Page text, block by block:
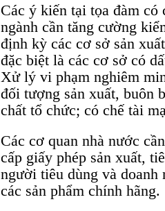
Các ý kiến tại tọa đàm có
ngành cần tăng cường
định kỳ các cơ sở sản
đặc biệt là các cơ sở có
Xử lý vi phạm nghiêm
đối tượng sản xuất, buôn
chất tổ chức; có chế tài
Các cơ quan nhà nước
cấp giấy phép sản xuất,
người tiêu dùng và doanh
các sản phẩm chính hãng.